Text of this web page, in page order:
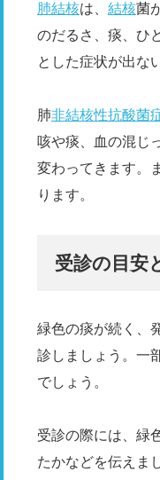
肺結核は、 結核菌
のだるさ、痰、ひ
とした症状が出な
肺非結核性抗酸菌
咳や痰、血の混じ
変わってきます。
ります。
受診の目安
緑色の痰が続く、
診しましょう。一
でしょう。
受診の際には、緑
たかなどを伝えま